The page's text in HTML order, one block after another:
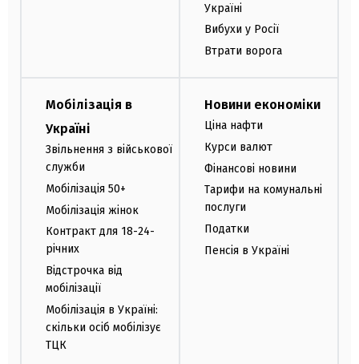
Україні
Вибухи у Росії
Втрати ворога
Мобілізація в
Україні
Звільнення з військової
служби
Мобілізація 50+
Мобілізація жінок
Контракт для 18-24-
річних
Відстрочка від
мобілізації
Мобілізація в Україні:
скільки осіб мобілізує
ТЦК
Новини економіки
Ціна нафти
Курси валют
Фінансові новини
Тарифи на комунальні
послуги
Податки
Пенсія в Україні